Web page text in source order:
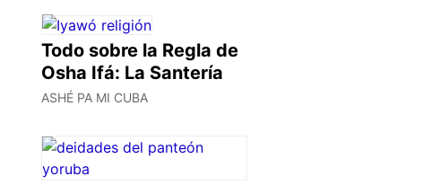
Todo sobre la Regla de
Osha Ifá: La Santería
ASHÉ PA MI CUBA